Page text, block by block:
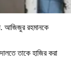
আজিজুর রহমানকে
তাকে হাজির করা